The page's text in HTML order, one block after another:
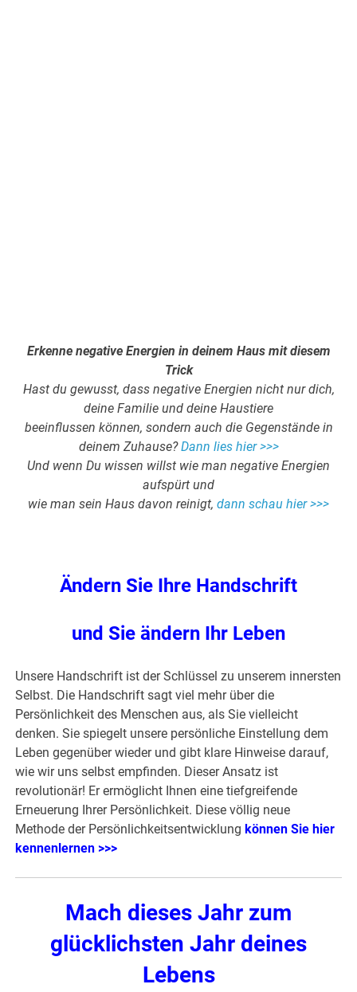
Erkenne negative Energien in deinem Haus mit diesem
Trick
Hast du gewusst, dass negative Energien nicht nur dich,
deine Familie und deine Haustiere
beeinflussen können, sondern auch die Gegenstände in
deinem Zuhause?Dann lies hier >>>
Und wenn Du wissen willst wie man negative Energien
aufspürt und
wie man sein Haus davon reinigt, dann schau hier >>>
Ändern Sie Ihre Handschrift
und Sie ändern Ihr Leben
Unsere Handschrift ist der Schlüssel zu unserem innersten
Selbst. Die Handschrift sagt viel mehr über die
Persönlichkeit des Menschen aus, als Sie vielleicht
denken. Sie spiegelt unsere persönliche Einstellung dem
Leben gegenüber wieder und gibt klare Hinweise darauf,
wie wir uns selbst empfinden. Dieser Ansatz ist
revolutionär! Er ermöglicht Ihnen eine tiefgreifende
Erneuerung Ihrer Persönlichkeit. Diese völlig neue
Methode der Persönlichkeitsentwicklung können Sie hier
kennenlernen >>>
Mach dieses Jahr zum
glücklichsten Jahr deines
Lebens